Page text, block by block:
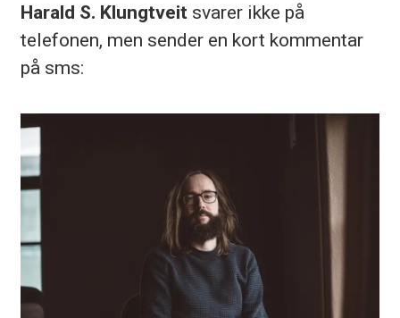
Harald S. Klungtveitsvarer ikke på
telefonen, men sender en kort kommentar
på sms: